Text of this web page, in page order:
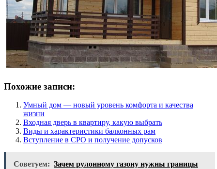
Похожие записи:
Умный дом — новый уровень комфорта и качества
жизни
Входная дверь в квартиру, какую выбрать
Виды и характеристики балконных рам
Вступление в СРО и получение допусков
Советуем: Зачем рулонному газону нужны границы